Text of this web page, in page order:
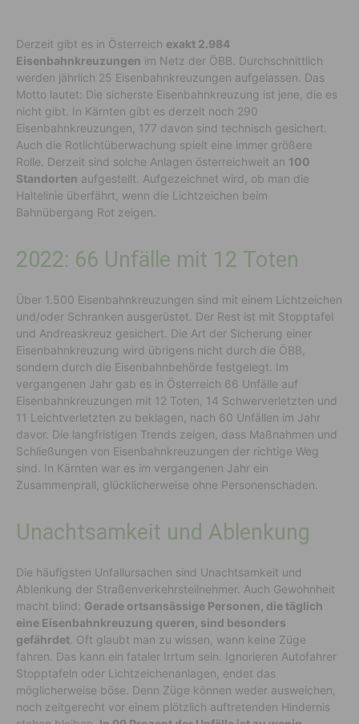
Derzeit gibt es in Österreich exakt 2.984
Eisenbahnkreuzungen im Netz der ÖBB. Durchschnittlich
werden jährlich 25 Eisenbahnkreuzungen aufgelassen. Das
Motto lautet: Die sicherste Eisenbahnkreuzung ist jene, die es
nicht gibt. In Kärnten gibt es derzeit noch 290
Eisenbahnkreuzungen, 177 davon sind technisch gesichert.
Auch die Rotlichtüberwachung spielt eine immer größere
Rolle. Derzeit sind solche Anlagen österreichweit an 100
Standorten aufgestellt. Aufgezeichnet wird, ob man die
Haltelinie überfährt, wenn die Lichtzeichen beim
Bahnübergang Rot zeigen.
2022: 66 Unfälle mit 12 Toten
Über 1.500 Eisenbahnkreuzungen sind mit einem Lichtzeichen
und/oder Schranken ausgerüstet. Der Rest ist mit Stopptafel
und Andreaskreuz gesichert. Die Art der Sicherung einer
Eisenbahnkreuzung wird übrigens nicht durch die ÖBB,
sondern durch die Eisenbahnbehörde festgelegt. Im
vergangenen Jahr gab es in Österreich 66 Unfälle auf
Eisenbahnkreuzungen mit 12 Toten, 14 Schwerverletzten und
11 Leichtverletzten zu beklagen, nach 60 Unfällen im Jahr
davor. Die langfristigen Trends zeigen, dass Maßnahmen und
Schließungen von Eisenbahnkreuzungen der richtige Weg
sind. In Kärnten war es im vergangenen Jahr ein
Zusammenprall, glücklicherweise ohne Personenschaden.
Unachtsamkeit und Ablenkung
Die häufigsten Unfallursachen sind Unachtsamkeit und
Ablenkung der Straßenverkehrsteilnehmer. Auch Gewohnheit
macht blind: Gerade ortsansässige Personen, die täglich
eine Eisenbahnkreuzung queren, sind besonders
gefährdet . Oft glaubt man zu wissen, wann keine Züge
fahren. Das kann ein fataler Irrtum sein. Ignorieren Autofahrer
Stopptafeln oder Lichtzeichenanlagen, endet das
möglicherweise böse. Denn Züge können weder ausweichen,
noch zeitgerecht vor einem plötzlich auftretenden Hindernis